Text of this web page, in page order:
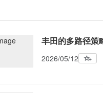
丰田的多路径策
2026/05/12